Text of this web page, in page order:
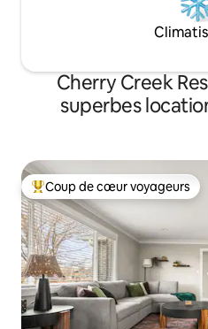
Cherry Creek
superbes
Coups de cœur voyageurs les
Coup de cœur voyageurs